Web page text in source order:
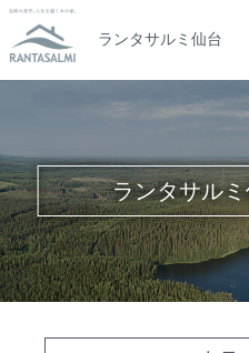
ランタサルミ仙台
ランタサル